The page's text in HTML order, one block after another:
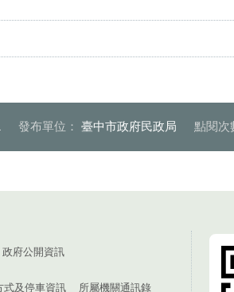
發布單位： 臺中市政府民政局 點閱次
政府公開資訊
式及停車資訊 所屬機關通訊錄